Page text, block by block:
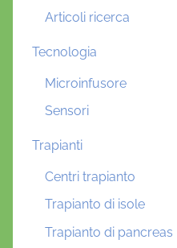
Articoli ricerca
Tecnologia
Microinfusore
Sensori
Trapianti
Centri trapianto
Trapianto di isole
Trapianto di pancreas